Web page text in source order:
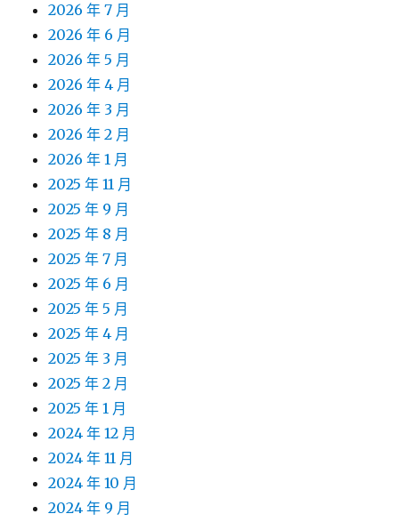
2026 年 7 月
2026 年 6 月
2026 年 5 月
2026 年 4 月
2026 年 3 月
2026 年 2 月
2026 年 1 月
2025 年 11 月
2025 年 9 月
2025 年 8 月
2025 年 7 月
2025 年 6 月
2025 年 5 月
2025 年 4 月
2025 年 3 月
2025 年 2 月
2025 年 1 月
2024 年 12 月
2024 年 11 月
2024 年 10 月
2024 年 9 月